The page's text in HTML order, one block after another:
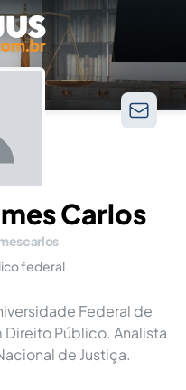
Carlos
federal
Federal de
Direito Público. Analista
de Justiça.